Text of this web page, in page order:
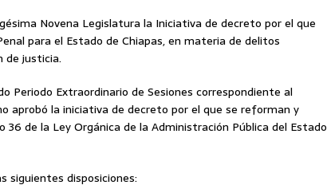
Novena Legislatura la Iniciativa de decreto por el que
para el Estado de Chiapas, en materia de delitos
de justicia.
Periodo Extraordinario de Sesiones correspondiente al
aprobó la iniciativa de decreto por el que se reforman y
36 de la Ley Orgánica de la Administración Pública del Estado
siguientes disposiciones: